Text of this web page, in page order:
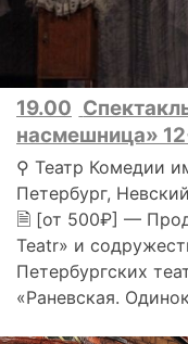
19.00
насмешница»
⚲ Театр Комедии
Петербург,
🗎 [от 500₽] —
Teatr» и
Петербургских
«Раневская.